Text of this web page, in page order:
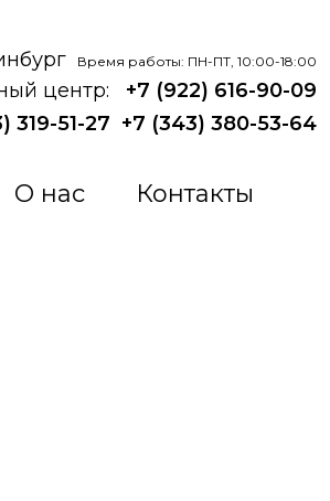
Время работы: ПН-ПТ, 10:00-18:00
центр:
+7 (922) 616-90-09
319-51-27 +7 (343) 380-53-64
О нас Контакты